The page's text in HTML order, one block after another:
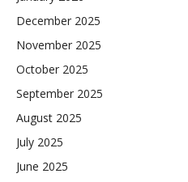
December 2025
November 2025
October 2025
September 2025
August 2025
July 2025
June 2025